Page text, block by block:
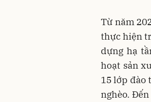
Từ năm
thực hiện
dựng hạ
hoạt sản
15 lớp đào
nghèo.